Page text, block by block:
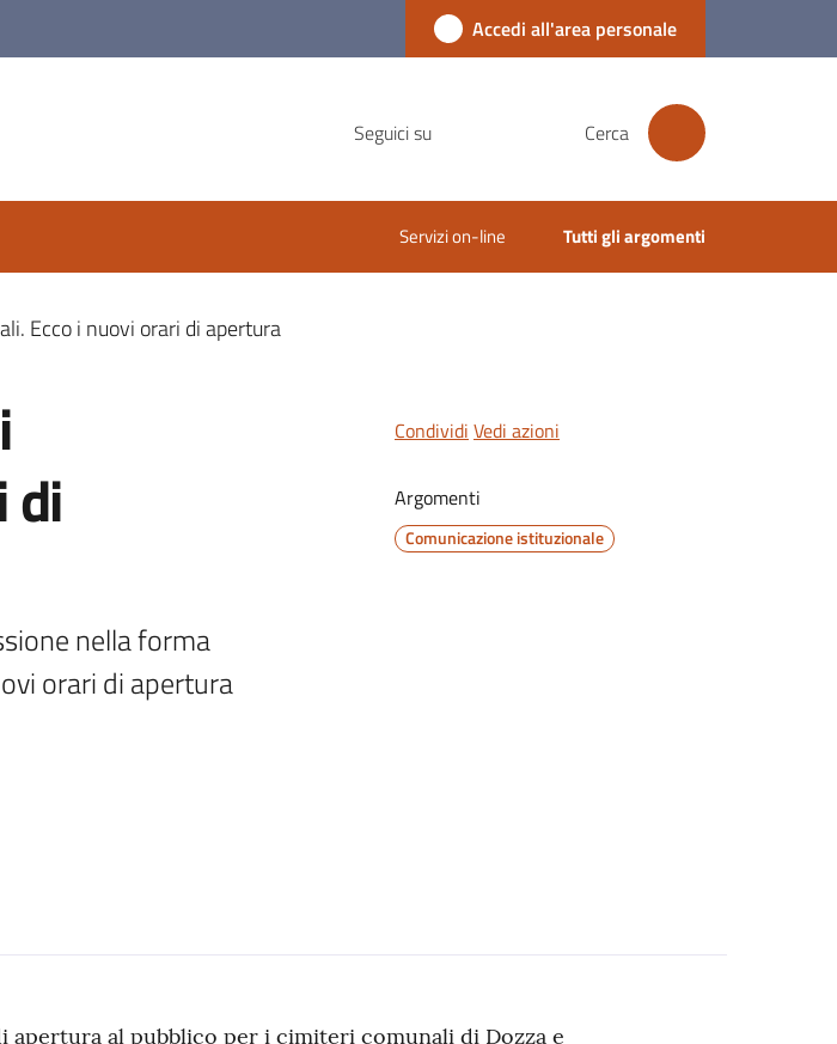
Accedi all'area personale
Seguici su Cerca
Servizi on-line Tutti gli argomenti
Ecco i nuovi orari di apertura
di
nella forma
orari di apertura
Condividi Vedi azioni
Argomenti
Comunicazione istituzionale
apertura al pubblico per i cimiteri comunali di Dozza e